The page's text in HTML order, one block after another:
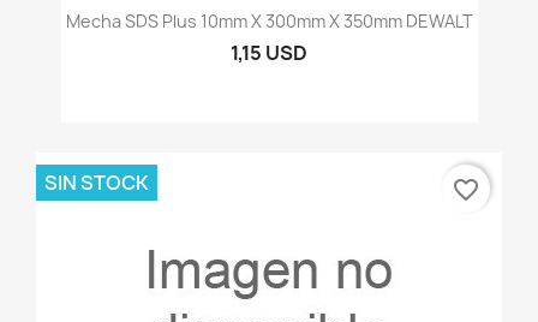
Mecha SDS Plus 10mm X 300mm X 350mm DEWALT
1,15 USD
SIN STOCK favorite_border